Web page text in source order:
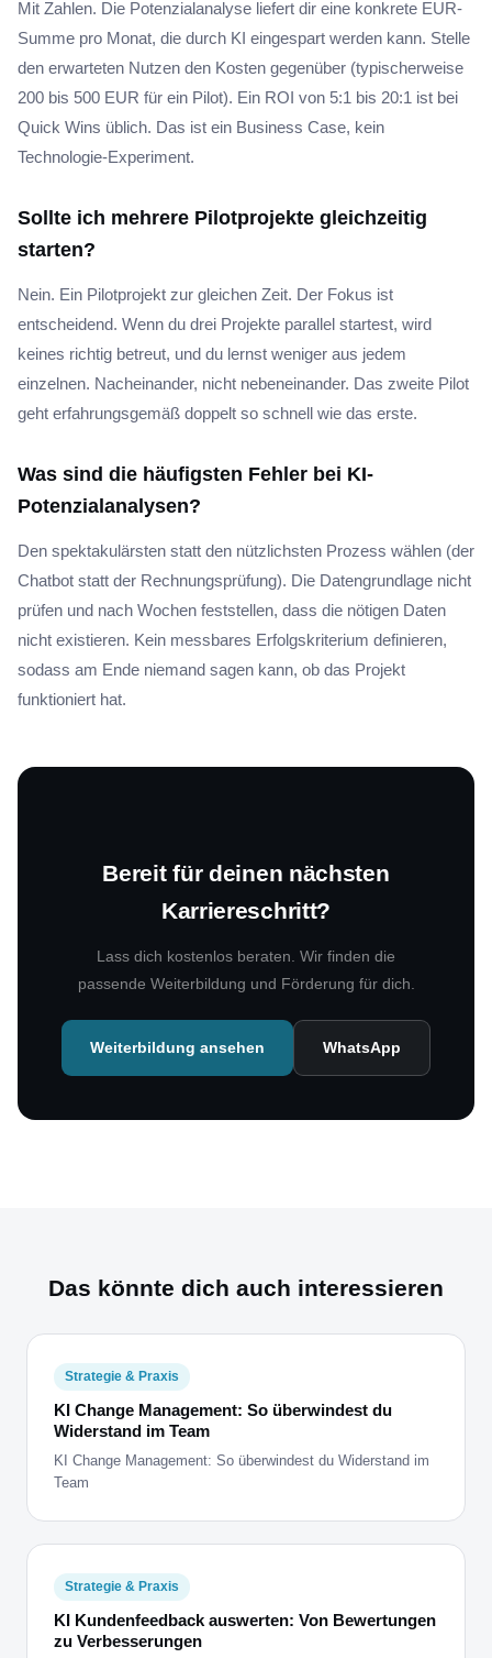
Mit Zahlen. Die Potenzialanalyse liefert dir eine konkrete EUR-
Summe pro Monat, die durch KI eingespart werden kann. Stelle
den erwarteten Nutzen den Kosten gegenüber (typischerweise
200 bis 500 EUR für ein Pilot). Ein ROI von 5:1 bis 20:1 ist bei
Quick Wins üblich. Das ist ein Business Case, kein
Technologie-Experiment.
Sollte ich mehrere Pilotprojekte gleichzeitig
starten?
Nein. Ein Pilotprojekt zur gleichen Zeit. Der Fokus ist
entscheidend. Wenn du drei Projekte parallel startest, wird
keines richtig betreut, und du lernst weniger aus jedem
einzelnen. Nacheinander, nicht nebeneinander. Das zweite Pilot
geht erfahrungsgemäß doppelt so schnell wie das erste.
Was sind die häufigsten Fehler bei KI-
Potenzialanalysen?
Den spektakulärsten statt den nützlichsten Prozess wählen (der
Chatbot statt der Rechnungsprüfung). Die Datengrundlage nicht
prüfen und nach Wochen feststellen, dass die nötigen Daten
nicht existieren. Kein messbares Erfolgskriterium definieren,
sodass am Ende niemand sagen kann, ob das Projekt
funktioniert hat.
Bereit für deinen nächsten
Karriereschritt?
Lass dich kostenlos beraten. Wir finden die
passende Weiterbildung und Förderung für dich.
Weiterbildung ansehen WhatsApp
Das könnte dich auch interessieren
Strategie & Praxis
KI Change Management: So überwindest du
Widerstand im Team
KI Change Management: So überwindest du Widerstand im
Team
Strategie & Praxis
KI Kundenfeedback auswerten: Von Bewertungen
zu Verbesserungen